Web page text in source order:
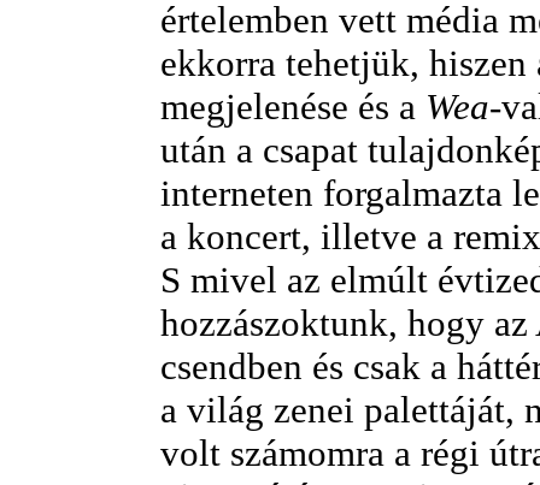
értelemben vett média
ekkorra tehetjük,
megjelenése és a Wea-
után a csapat
interneten forgalmazta
a koncert, illetve a
S mivel az elmúlt
hozzászoktunk, hogy
csendben és csak a
a világ zenei palettáját,
volt számomra a régi